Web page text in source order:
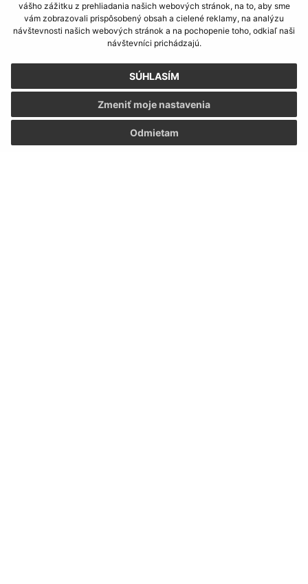
vášho zážitku z prehliadania našich webových stránok, na to, aby sme
vám zobrazovali prispôsobený obsah a cielené reklamy, na analýzu
návštevnosti našich webových stránok a na pochopenie toho, odkiaľ naši
návštevníci prichádzajú.
SÚHLASÍM
Odmietam
Zmeniť moje nastavenia